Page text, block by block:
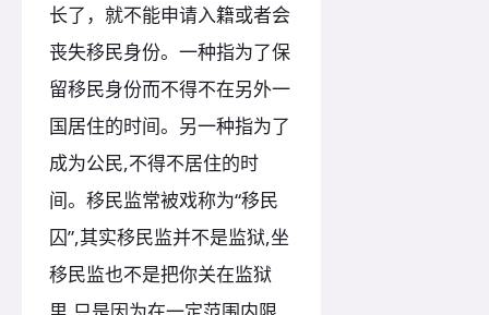
长了，就不能申请入籍或者会
丧失移民身份。一种指为了保
留移民身份而不得不在另外一
国居住的时间。另一种指为了
成为公民,不得不居住的时
间。移民监常被戏称为“移民
囚”,其实移民监并不是监狱,坐
移民监也不是把你关在监狱